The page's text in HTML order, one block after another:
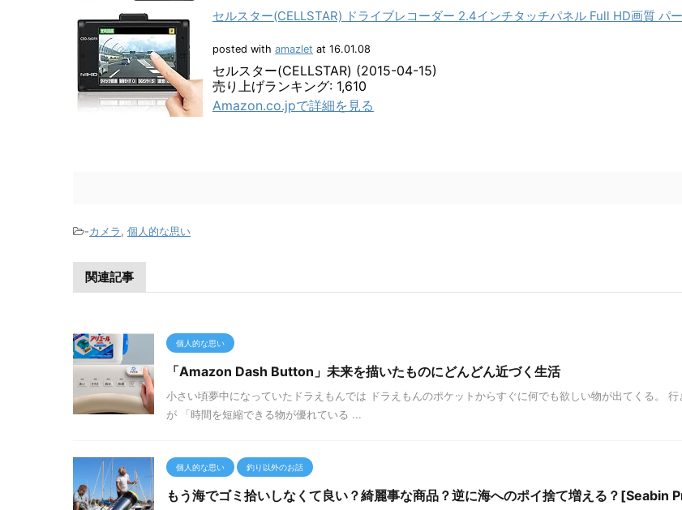
セルスター(CELLSTAR) ドライブレコーダー 2.4インチタッチパネル Full HD画質
posted with amazlet at 16.01.08
セルスター(CELLSTAR) (2015-04-15)
売り上げランキング: 1,610
Amazon.co.jpで詳細を見る
-カメラ, 個人的な思い
関連記事
個人的な思い
「Amazon Dash Button」未来を描いたものにどんどん近づく生活
小さい頃夢中になっていたドラえもんでは ドラえもんのポケットからすぐに何でも欲しい物が出てくる。
が 「時間を短縮できる物が優れている ...
個人的な思い 釣り以外のお話
もう海でゴミ拾いしなくて良い？綺麗事な商品？逆に海へのポイ捨て増える？[Seabin